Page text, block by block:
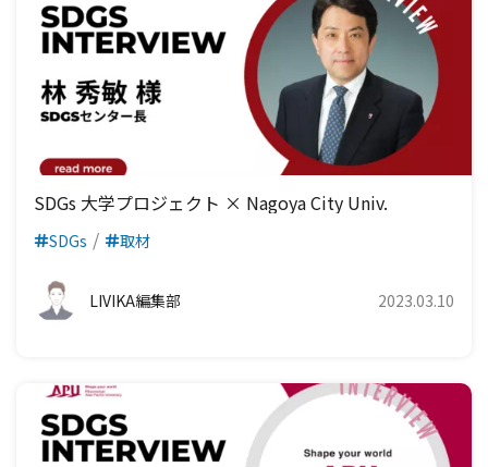
SDGs 大学プロジェクト × Nagoya City Univ.
SDGs 取材
LIVIKA編集部 2023.03.10